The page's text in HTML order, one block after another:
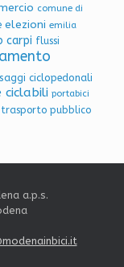
comune di
elezioni emilia
carpi flussi
ciclopedonali
ciclabili portabici
trasporto pubblico
a.p.s.